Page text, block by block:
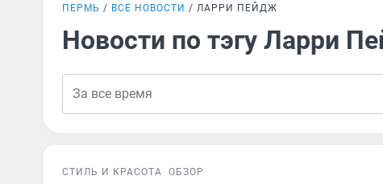
ПЕРМЬ ВСЕ НОВОСТИ ЛАРРИ ПЕЙДЖ
Новости по тэгу Ларри
СТИЛЬ И КРАСОТА ОБЗОР